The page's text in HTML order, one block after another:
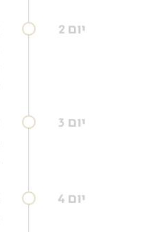
יום 2
יום 3
יום 4